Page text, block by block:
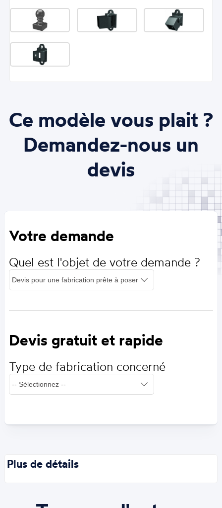
Ce modèle vous plait ?
Demandez-nous un
devis
Votre demande
Quel est l'objet de votre demande ?
Devis gratuit et rapide
Type de fabrication concerné
Plus de détails